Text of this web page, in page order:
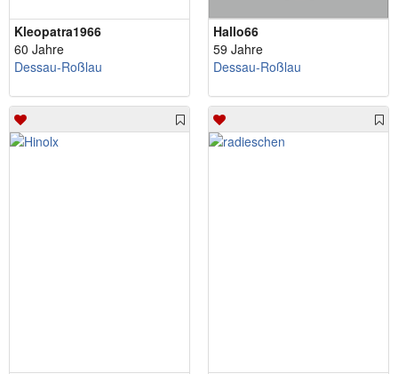
Kleopatra1966
60 Jahre
Dessau-Roßlau
Hallo66
59 Jahre
Dessau-Roßlau